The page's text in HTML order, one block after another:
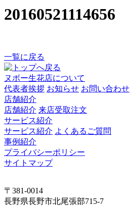
20160521114656
一覧に戻る
ヌボー生花店について
代表者挨拶 お知らせ お問い合わせ
店舗紹介
店舗紹介 来店受取注文
サービス紹介
サービス紹介 よくあるご質問
事例紹介
プライバシーポリシー
サイトマップ
〒381-0014
長野県長野市北尾張部715-7